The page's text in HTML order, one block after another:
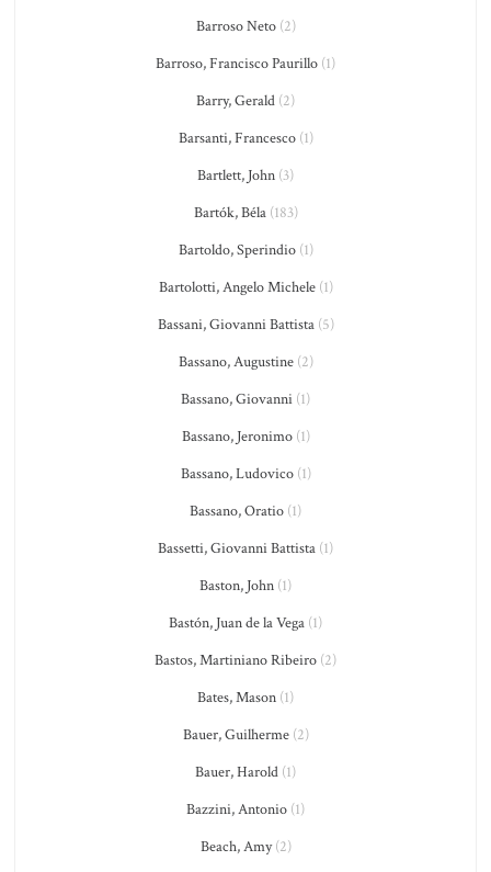
Barroso Neto(2)
Barroso, Francisco Paurillo (1)
Barry, Gerald (2)
Barsanti, Francesco(1)
Bartlett, John (3)
Bartók, Béla(183)
Bartoldo, Sperindio(1)
Bartolotti, Angelo Michele(1)
Bassani, Giovanni Battista(5)
Bassano, Augustine(2)
Bassano, Giovanni (1)
Bassano, Jeronimo(1)
Bassano, Ludovico(1)
Bassano, Oratio (1)
Bassetti, Giovanni Battista (1)
Baston, John (1)
Bastón, Juan de la Vega (1)
Bastos, Martiniano Ribeiro (2)
Bates, Mason (1)
Bauer, Guilherme(2)
Bauer, Harold (1)
Bazzini, Antonio (1)
Beach, Amy(2)